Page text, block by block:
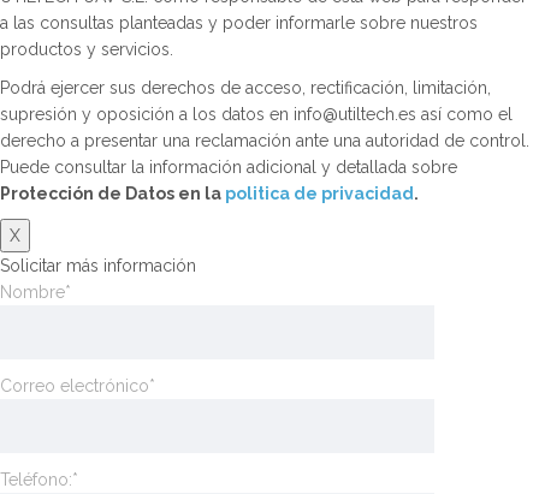
a las consultas planteadas y poder informarle sobre nuestros
productos y servicios.
Podrá ejercer sus derechos de acceso, rectificación, limitación,
supresión y oposición a los datos en info@utiltech.es así como el
derecho a presentar una reclamación ante una autoridad de control.
Puede consultar la información adicional y detallada sobre
Protección de Datos en la politica de privacidad .
X
Solicitar más información
Nombre*
Correo electrónico*
Teléfono:*